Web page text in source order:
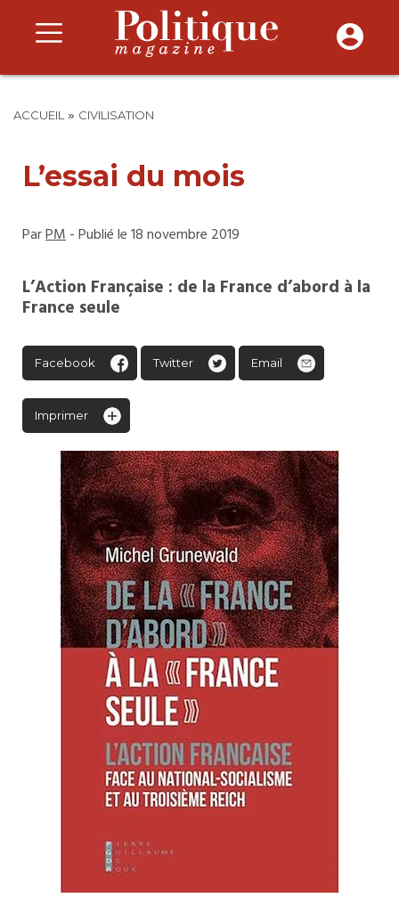
ACCUEIL » CIVILISATION
L’essai du mois
ParPM- Publié le 18 novembre 2019
L’Action Française : de la France d’abord à la
France seule
Facebook Twitter Email
Imprimer